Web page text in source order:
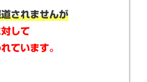
されませんが
して
ています。